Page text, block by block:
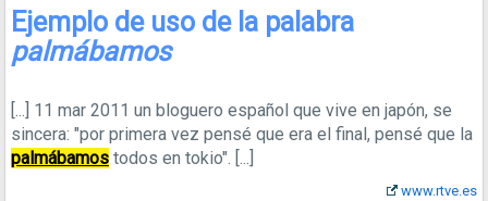
Ejemplo de uso de la palabra
palmábamos
[...] 11 mar 2011 un bloguero español que vive en japón, se
sincera: "por primera vez pensé que era el final, pensé que la
palmábamos todos en tokio". [...]
www.rtve.es